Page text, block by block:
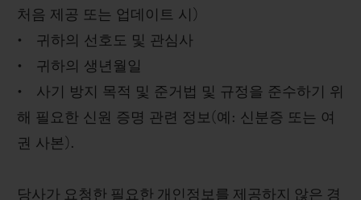
처음 제공 또는 업데이트 시)
• 귀하의 선호도 및 관심사
• 귀하의 생년월일
• 사기 방지 목적 및 준거법 및 규정을 준수하기 위
해 필요한 신원 증명 관련 정보(예: 신분증 또는 여
권 사본).
당사가 요청한 필요한 개인정보를 제공하지 않은 경